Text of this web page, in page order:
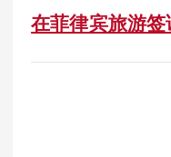
在菲律宾旅游